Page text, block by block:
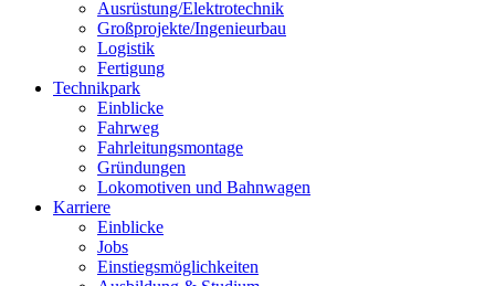
Ausrüstung/Elektrotechnik
Großprojekte/Ingenieurbau
Logistik
Fertigung
Technikpark
Einblicke
Fahrweg
Fahrleitungsmontage
Gründungen
Lokomotiven und Bahnwagen
Karriere
Einblicke
Jobs
Einstiegsmöglichkeiten